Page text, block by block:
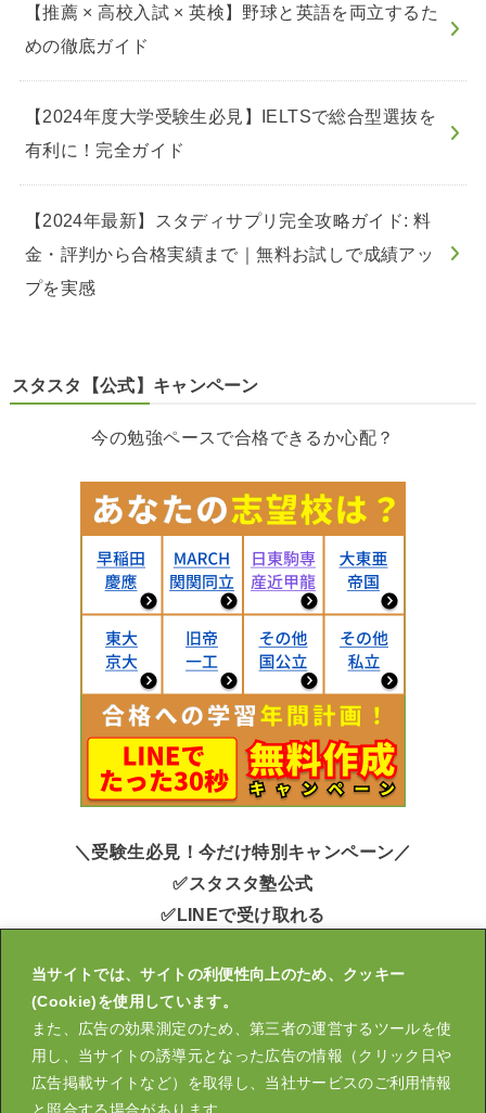
当サイトでは、サイトの利便性向上のため、クッキー
(Cookie)を使用しています。
また、広告の効果測定のため、第三者の運営するツールを使
用し、当サイトの誘導元となった広告の情報（クリック日や
広告掲載サイトなど）を取得し、当社サービスのご利用情報
と照合する場合があります。
【推薦 × 高校入試 × 英検】野球と英語を両立するた
めの徹底ガイド
【2024年度大学受験生必見】IELTSで総合型選抜を
有利に！完全ガイド
【2024年最新】スタディサプリ完全攻略ガイド: 料
金・評判から合格実績まで｜無料お試しで成績アッ
プを実感
スタスタ【公式】キャンペーン
今の勉強ペースで合格できるか心配？
＼受験生必見！今だけ特別キャンペーン／
✅スタスタ塾公式
✅LINEで受け取れる
キミ用の大学受験【年間計画表】無料作成中！
運営会社 大学受験スタスタ塾
スタスタLIVE